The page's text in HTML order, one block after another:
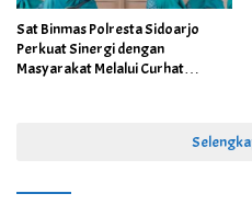
Sat Binmas Polresta Sidoarjo
Perkuat Sinergi dengan
Masyarakat Melalui Curhat